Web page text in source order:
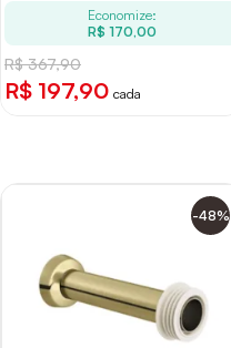
Economize:
R$ 170,00
R$ 367,90
R$ 197,90 cada
-48%